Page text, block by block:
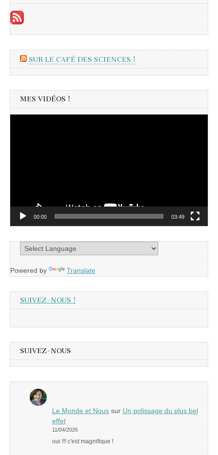
SUR LE CAFÉ DES SCIENCES !
MES VIDÉOS !
00:00 03:49
Powered by Translate
SUIVEZ-NOUS !
SUIVEZ-NOUS
Le Monde et Noussur Un polissage du plus bel
effet
11/04/2026
oui !!! c'est magnifique !